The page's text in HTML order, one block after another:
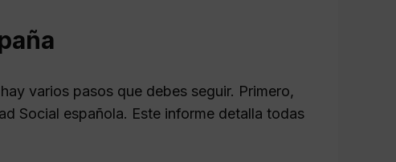
varios pasos que debes seguir. Primero,
Social española. Este informe detalla todas